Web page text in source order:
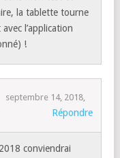
je n’ai pas d’iPad,
équivalent.
peu les produits
ils le disent (et
ce que
dans mon test et
la tablette tourne